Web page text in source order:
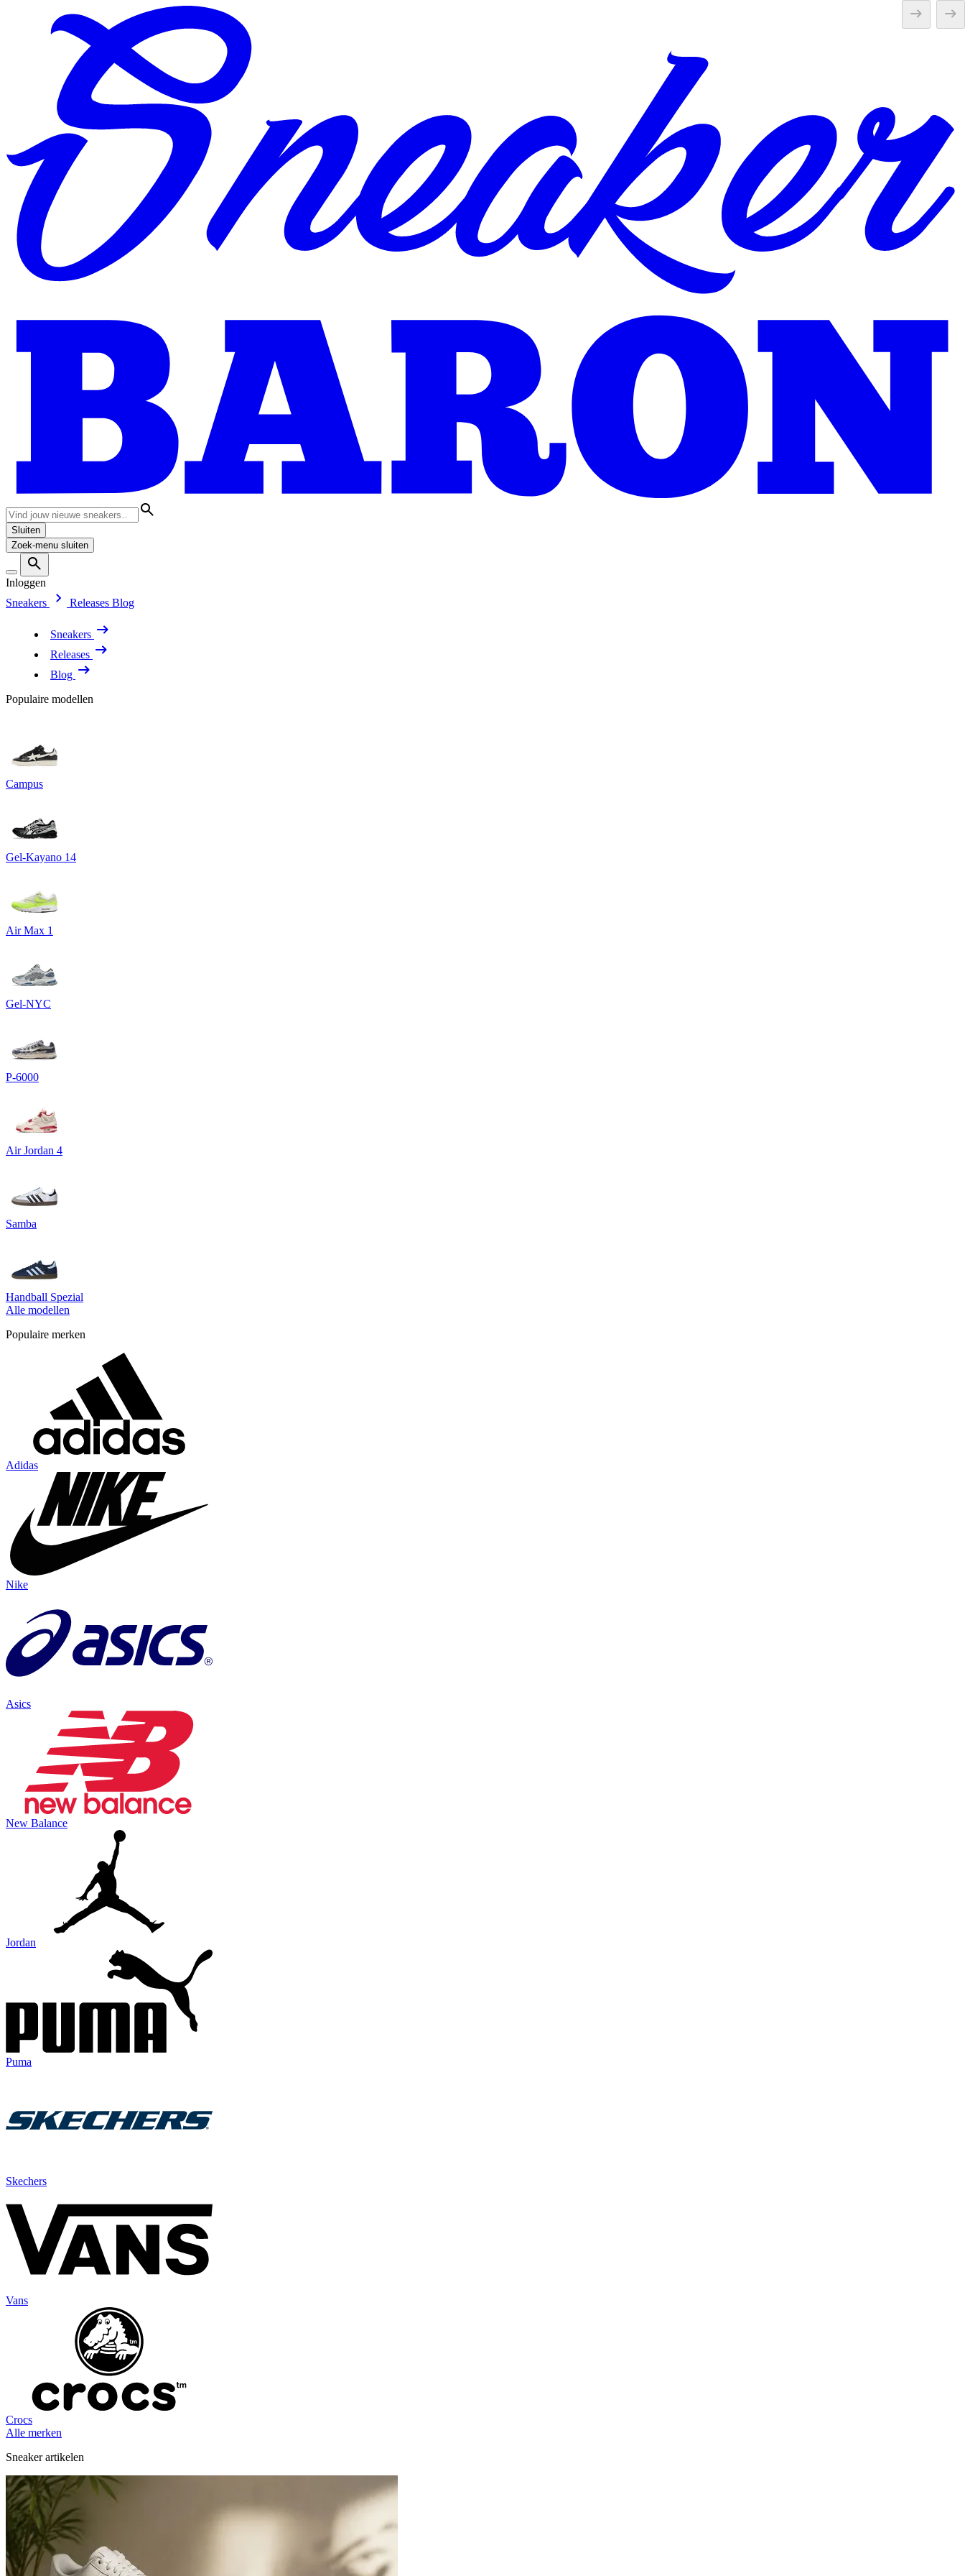
Sluiten
Zoek-menu sluiten
Inloggen
Sneakers
Releases Blog
Sneakers
Releases
Blog
Populaire modellen
Campus
Gel-Kayano 14
Air Max 1
Gel-NYC
P-6000
Air Jordan 4
Samba
Handball Spezial
Alle modellen
Populaire merken
Adidas
Nike
Asics
New Balance
Jordan
Puma
Skechers
Vans
Crocs
Alle merken
Sneaker artikelen